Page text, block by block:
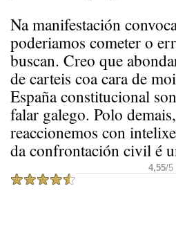
Na manifestación
poderiamos cometer o
buscan. Creo que
de carteis coa cara de
España constitucional
falar galego. Polo
reaccionemos con
da confrontación civil é
4,55/5